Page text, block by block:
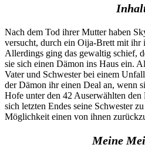
Nach dem Tod ihrer Mutter haben
versucht, durch ein Oija-Brett mit ihr
Allerdings ging das gewaltig schief,
sie sich einen Dämon ins Haus ein.
Vater und Schwester bei einem
der Dämon ihr einen Deal an, wenn
Hofe unter den 42 Auserwählten den
sich letzten Endes seine Schwester
Möglichkeit einen von ihnen
Meine